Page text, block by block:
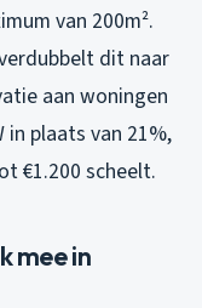
van 200m².
dit naar
aan woningen
plaats van 21%,
€1.200 scheelt.
mee in